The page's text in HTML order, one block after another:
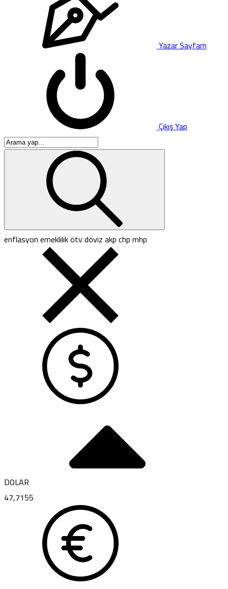
Yazar Sayfam
Çıkış Yap
enflasyonemeklilikötvdövizakpchpmhp
DOLAR
47,7155